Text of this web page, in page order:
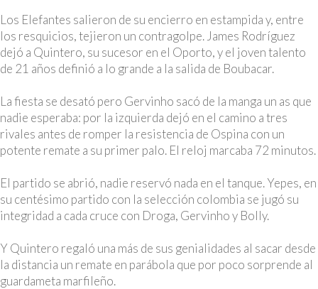
Los Elefantes salieron de su encierro en estampida y, entre
los resquicios, tejieron un contragolpe. James Rodríguez
dejó a Quintero, su sucesor en el Oporto, y el joven talento
de 21 años definió a lo grande a la salida de Boubacar.
La fiesta se desató pero Gervinho sacó de la manga un as que
nadie esperaba: por la izquierda dejó en el camino a tres
rivales antes de romper la resistencia de Ospina con un
potente remate a su primer palo. El reloj marcaba 72 minutos.
El partido se abrió, nadie reservó nada en el tanque. Yepes, en
su centésimo partido con la selección colombia se jugó su
integridad a cada cruce con Droga, Gervinho y Bolly.
Y Quintero regaló una más de sus genialidades al sacar desde
la distancia un remate en parábola que por poco sorprende al
guardameta marfileño.